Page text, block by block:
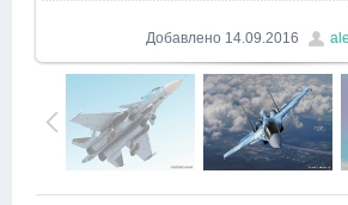
Добавлено 14.09.2016